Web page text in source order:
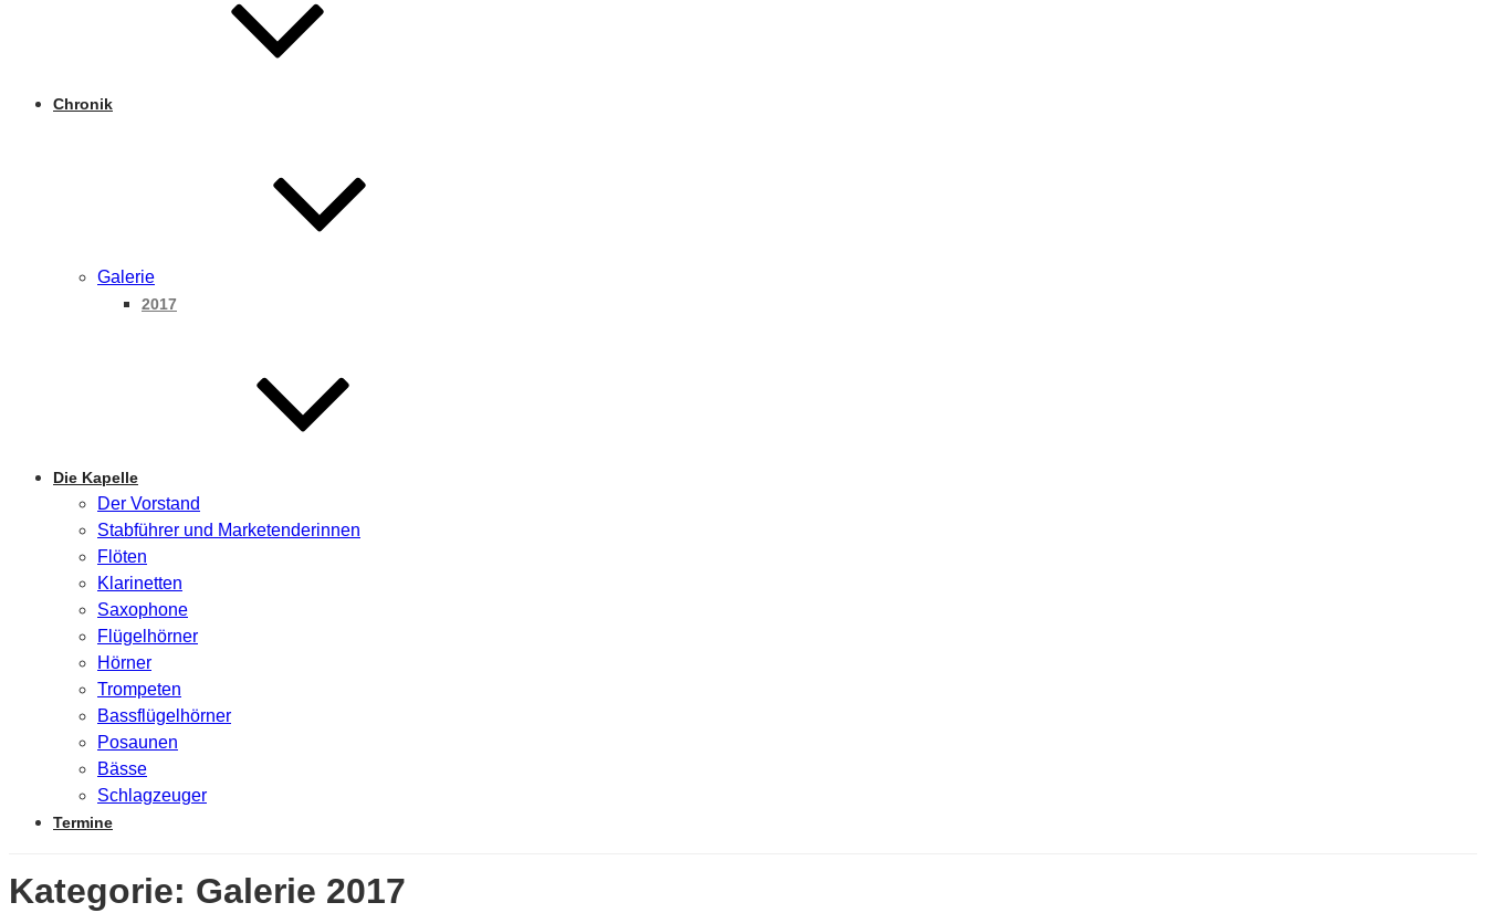
Chronik
Galerie
2017
Die Kapelle
Der Vorstand
Stabführer und Marketenderinnen
Flöten
Klarinetten
Saxophone
Flügelhörner
Hörner
Trompeten
Bassflügelhörner
Posaunen
Bässe
Schlagzeuger
Termine
Kategorie: Galerie 2017